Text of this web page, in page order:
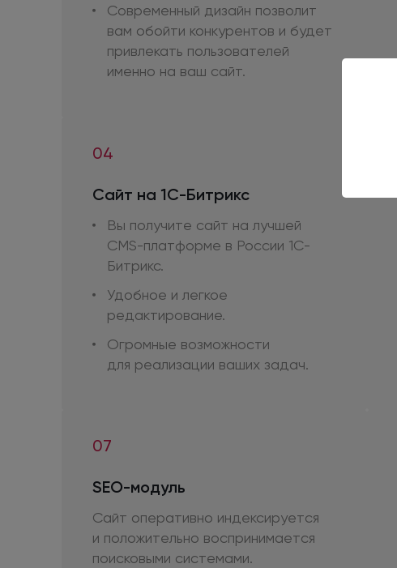
Современный дизайн позволит
вам обойти конкурентов и будет
привлекать пользователей
именно на ваш сайт.
04
Сайт на 1С-Битрикс
Вы получите сайт на лучшей
CMS-платформе в России 1С-
Битрикс.
Удобное и легкое
редактирование.
Огромные возможности
для реализации ваших задач.
07
SEO-модуль
Сайт оперативно индексируется
и положительно воспринимается
поисковыми системами.